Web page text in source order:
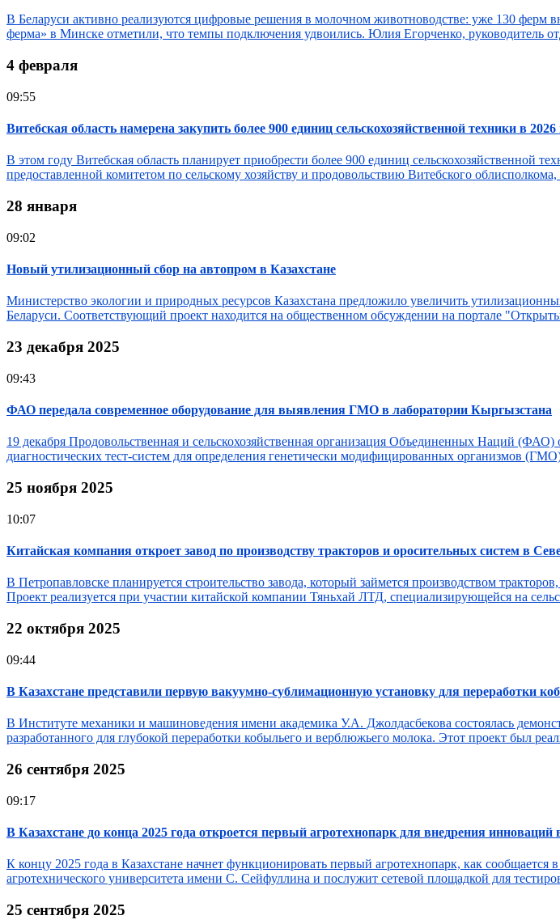
В Беларуси активно реализуются цифровые решения в молочном животноводстве: уже 130
ферма» в Минске отметили, что темпы подключения удвоились. Юлия Егорченко, руководитель
4 февраля
09:55
Витебская область намерена закупить более 900 единиц сельскохозяйственной техники в 2026
В этом году Витебская область планирует приобрести более 900 единиц сельскохозяйственной
предоставленной комитетом по сельскому хозяйству и продовольствию Витебского
28 января
09:02
Новый утилизационный сбор на автопром в Казахстане
Министерство экологии и природных ресурсов Казахстана предложило увеличить
Беларуси. Соответствующий проект находится на общественном обсуждении на портале
23 декабря 2025
09:43
ФАО передала современное оборудование для выявления ГМО в лаборатории Кыргызстана
19 декабря Продовольственная и сельскохозяйственная организация Объединенных Наций
диагностических тест-систем для определения генетически модифицированных организмов
25 ноября 2025
10:07
Китайская компания откроет завод по производству тракторов и оросительных систем в
В Петропавловске планируется строительство завода, который займется производством
Проект реализуется при участии китайской компании Тяньхай ЛТД, специализирующейся на
22 октября 2025
09:44
В Казахстане представили первую вакуумно-сублимационную установку для переработки
В Институте механики и машиноведения имени академика У.А. Джолдасбекова состоялась
разработанного для глубокой переработки кобыльего и верблюжьего молока. Этот проект был
26 сентября 2025
09:17
В Казахстане до конца 2025 года откроется первый агротехнопарк для внедрения инноваций
К концу 2025 года в Казахстане начнет функционировать первый агротехнопарк, как сообщается
агротехнического университета имени С. Сейфуллина и послужит сетевой площадкой для
25 сентября 2025